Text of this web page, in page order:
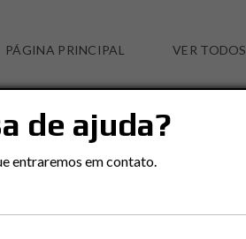
PÁGINA PRINCIPAL VER
PRETA
de ajuda?
entraremos em contato.